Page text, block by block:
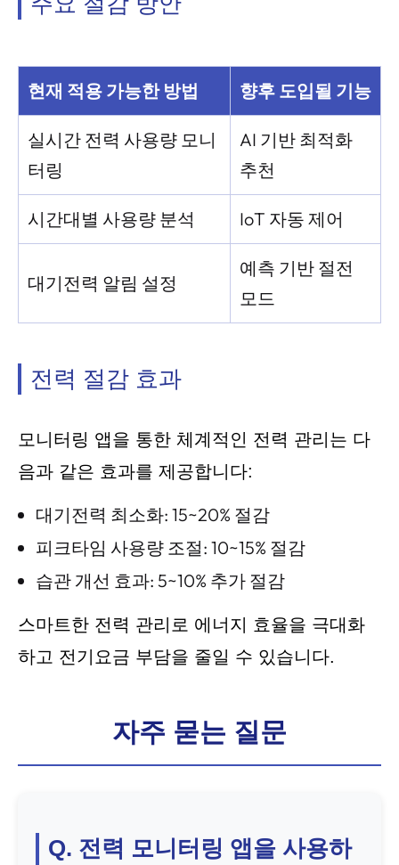
현재 적용 가능한 방법 향후 도입될 기능
실시간 전력 사용량 모니
터링
AI 기반 최적화
추천
시간대별 사용량 분석 IoT 자동 제어
대기전력 알림 설정
예측 기반 절전
모드
전력 절감 효과
모니터링 앱을 통한 체계적인 전력 관리는 다
음과 같은 효과를 제공합니다:
대기전력 최소화: 15~20% 절감
피크타임 사용량 조절: 10~15% 절감
습관 개선 효과: 5~10% 추가 절감
스마트한 전력 관리로 에너지 효율을 극대화
하고 전기요금 부담을 줄일 수 있습니다.
자주 묻는 질문
Q. 전력 모니터링 앱을 사용하